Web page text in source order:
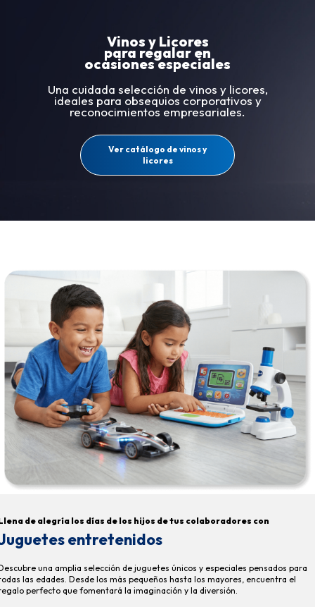
Vinos y Licores
para regalar en
ocasiones especiales
Una cuidada selección de vinos y licores,
ideales para obsequios corporativos y
reconocimientos empresariales.
Ver catálogo de vinos y
licores
de alegría los días de los hijos de tus colaboradores con
entretenidos
una amplia selección de juguetes únicos y especiales pensados para
las edades. Desde los más pequeños hasta los mayores, encuentra el
perfecto que fomentará la imaginación y la diversión.